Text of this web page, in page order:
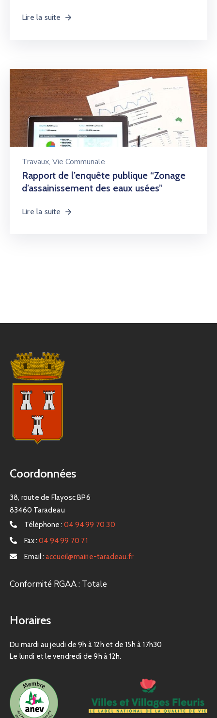
Lire la suite
Travaux‚ Vie Communale
Rapport de l’enquête publique “Zonage
d’assainissement des eaux usées”
Lire la suite
Coordonnées
38, route de Flayosc BP6
83460 Taradeau
Téléphone : 04 94 99 70 30
Fax : 04 94 99 70 71
Email : accueil@mairie-taradeau.fr
Conformité RGAA : Totale
Horaires
Du mardi au jeudi de 9h à 12h et de 15h à 17h30
Le lundi et le vendredi de 9h à 12h.